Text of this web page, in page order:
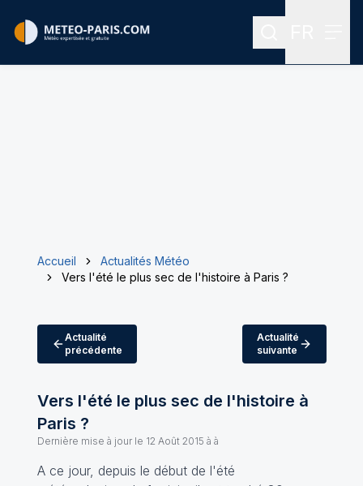
Rechercher
Accueil
Actualités Météo
Vers l'été le plus sec de l'histoire à Paris ?
Actualité
précédente
Actualité
suivante
Vers l'été le plus sec de l'histoire à
Paris ?
Dernière mise à jour le 12 Août 2015 à à
A ce jour, depuis le début de l'été